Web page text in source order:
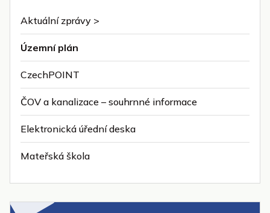
Aktuální zprávy >
Územní plán
CzechPOINT
ČOV a kanalizace – souhrnné informace
Elektronická úřední deska
Mateřská škola